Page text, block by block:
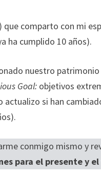
comparto con mi
ha cumplido 10 años).
nuestro
Goal: objetivos
si han
conmigo mismo y
para el presente y